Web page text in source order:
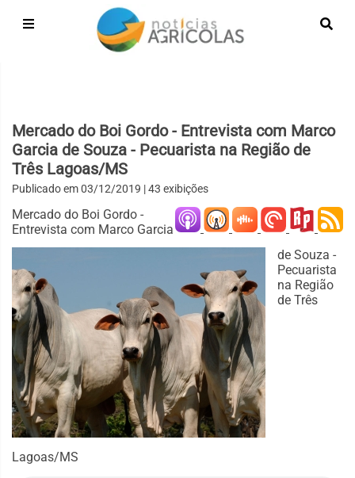
Mercado do Boi Gordo - Entrevista com Marco
Garcia de Souza - Pecuarista na Região de
Três Lagoas/MS
Publicado em03/12/2019 | 43 exibições
Mercado do Boi Gordo -
Entrevista com Marco Garcia
de Souza -
Pecuarista
na Região
de Três
Lagoas/MS